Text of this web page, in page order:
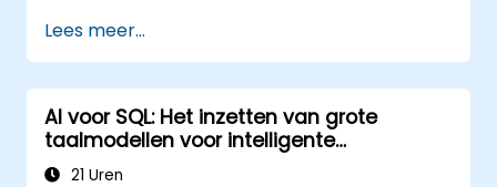
en indexes.
Het waarborgen van data-integriteit via
transacties en het manipuleren van
databasestructuren.
Het efficiënt creëren en beheren van
databases voor betrouwbare opslag en
Lees meer...
AI voor SQL: Het inzetten van grote
taalmodellen voor intelligente
queryverwerking en optimalisatie
21 Uren